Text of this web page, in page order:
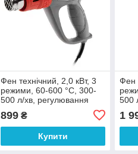
Фен технiчний, 2,0 кВт, 3
режими, 60-600 °C, 300-
500 л/хв, регулювання
дисплей INTERTOOL DT-
2420
899₴
Купити
Фен
500
1